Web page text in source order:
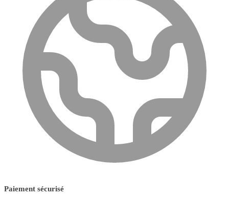
Paiement sécurisé